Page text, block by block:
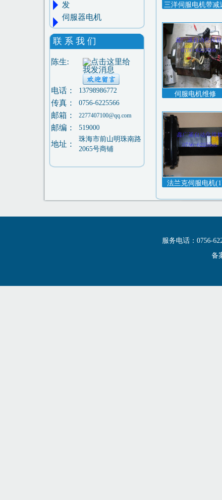
发
伺服器电机
联 系 我 们
陈生:
电话： 13798986772
传真： 0756-6225566
邮箱： 2277407100@qq.com
邮编： 519000
地址：
珠海市前山明珠南路
2065号商铺
三洋伺服电机带减
伺服电机维修
法兰克伺服电机
服务电话：0756-
备